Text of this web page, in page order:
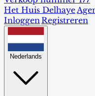
Het Huis Delhaye
InloggenRegistreren
Nederlands